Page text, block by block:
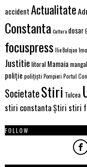
accidentActualitate
Constanta Cultura dosar
focuspress Ilie Bolojan
Justitie litoral Mamaia
poliție polițiști Pompieri Portul
SocietateStiri Tulcea
stiri constantaȘtiri stiri
FOLLOW